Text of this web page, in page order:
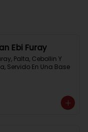
Ebi Furay
Palta, Cebollin Y
Servido En Una Base